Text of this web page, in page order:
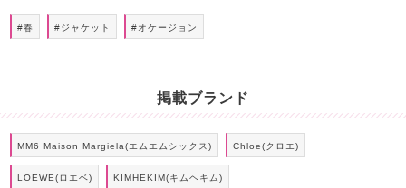
#春 #ジャケット #オケージョン
掲載ブランド
MM6 Maison Margiela(エムエムシックス) Chloe(クロエ)
LOEWE(ロエベ) KIMHEKIM(キムヘキム)